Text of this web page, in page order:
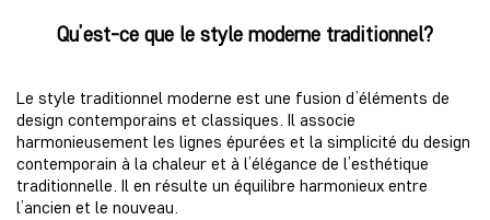
Qu’est-ce que le style moderne traditionnel?
Le style traditionnel moderne est une fusion d’éléments de
design contemporains et classiques. Il associe
harmonieusement les lignes épurées et la simplicité du design
contemporain à la chaleur et à l’élégance de l’esthétique
traditionnelle. Il en résulte un équilibre harmonieux entre
l’ancien et le nouveau.